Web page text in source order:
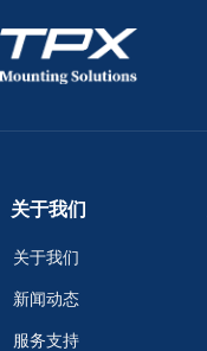
关于我们
新闻动态
服务支持
关于我们